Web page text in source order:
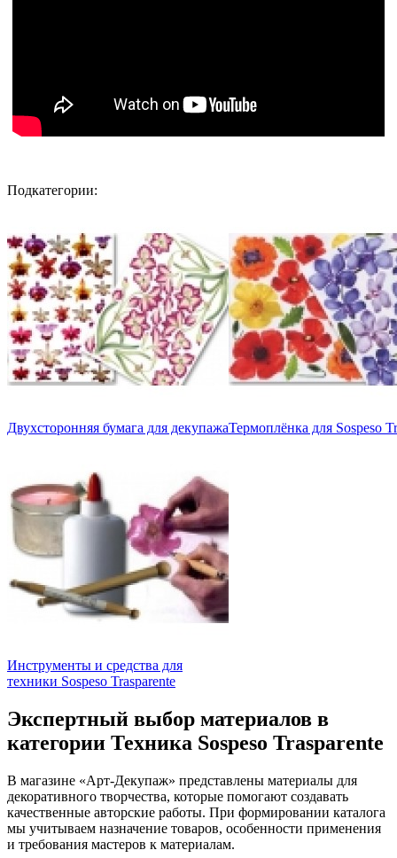
Подкатегории:
Двухсторонняя бумага для декупажаТермоплёнка для Sospeso
Инструменты и средства для
техники Sospeso Trasparente
Экспертный выбор материалов в
категории Техника Sospeso Trasparente
В магазине «Арт-Декупаж» представлены материалы для
декоративного творчества, которые помогают создавать
качественные авторские работы. При формировании каталога
мы учитываем назначение товаров, особенности применения
и требования мастеров к материалам.